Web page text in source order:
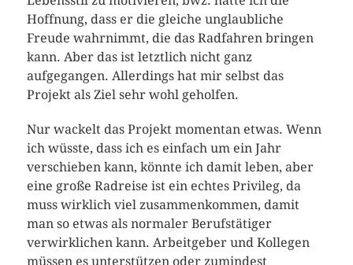
Hoffnung, dass er die gleiche unglaubliche
Freude wahrnimmt, die das Radfahren bringen
kann. Aber das ist letztlich nicht ganz
aufgegangen. Allerdings hat mir selbst das
Projekt als Ziel sehr wohl geholfen.
Nur wackelt das Projekt momentan etwas. Wenn
ich wüsste, dass ich es einfach um ein Jahr
verschieben kann, könnte ich damit leben, aber
eine große Radreise ist ein echtes Privileg, da
muss wirklich viel zusammenkommen, damit
man so etwas als normaler Berufstätiger
verwirklichen kann. Arbeitgeber und Kollegen
müssen es unterstützen oder zumindest